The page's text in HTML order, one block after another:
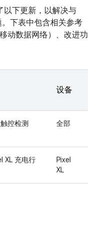
以下更新，以解决与
下表中包含相关参考
动数据网络）、改进功
设备
控检测 全部
XL 充电行
Pixel
XL